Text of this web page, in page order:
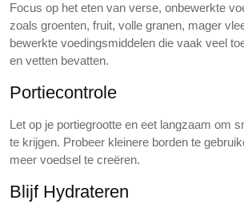
Focus op het eten van verse, onbewerkte
zoals groenten, fruit, volle granen, mager
bewerkte voedingsmiddelen die vaak veel
en vetten bevatten.
Portiecontrole
Let op je portiegrootte en eet langzaam om
te krijgen. Probeer kleinere borden te
meer voedsel te creëren.
Blijf Hydrateren